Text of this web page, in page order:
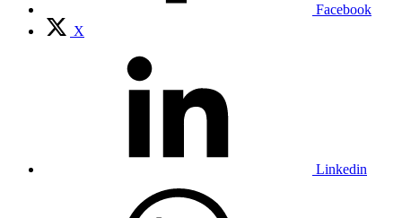
Facebook
X
Linkedin